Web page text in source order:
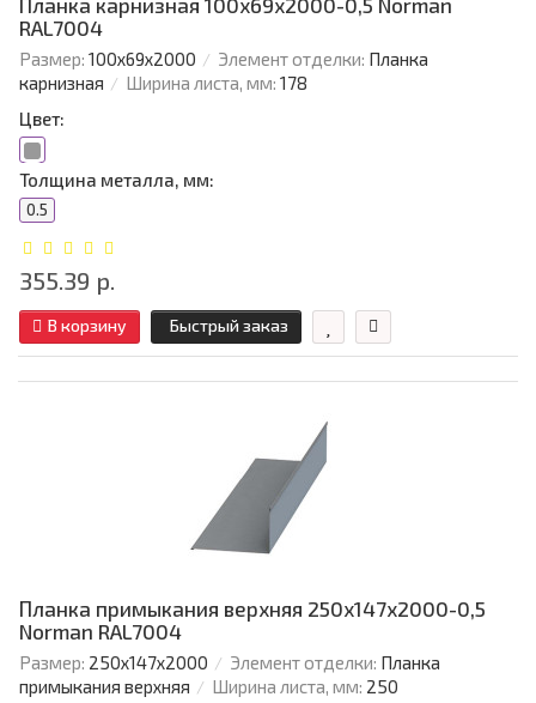
Планка карнизная 100х69х2000-0,5 Norman
RAL7004
Размер: 100х69х2000 Элемент отделки: Планка
карнизная
Ширина листа, мм: 178
Цвет:
Толщина металла, мм:
0.5
355.39 р.
В корзину Быстрый заказ
Планка примыкания верхняя 250х147х2000-0,5
Norman RAL7004
Размер: 250х147х2000 Элемент отделки: Планка
примыкания верхняя
Ширина листа, мм: 250